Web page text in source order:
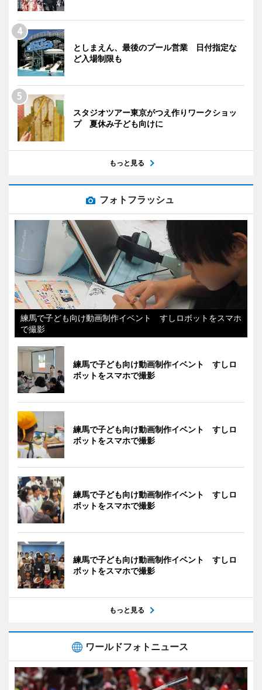
としまえん、最後のプール営業 日付指定な
ど入場制限も
スタジオツアー東京がつえ作りワークショッ
プ 夏休み子ども向けに
もっと見る
フォトフラッシュ
練馬で子ども向け動画制作イベント すしロボットをスマホ
で撮影
練馬で子ども向け動画制作イベント すしロ
ボットをスマホで撮影
練馬で子ども向け動画制作イベント すしロ
ボットをスマホで撮影
練馬で子ども向け動画制作イベント すしロ
ボットをスマホで撮影
練馬で子ども向け動画制作イベント すしロ
ボットをスマホで撮影
もっと見る
ワールドフォトニュース